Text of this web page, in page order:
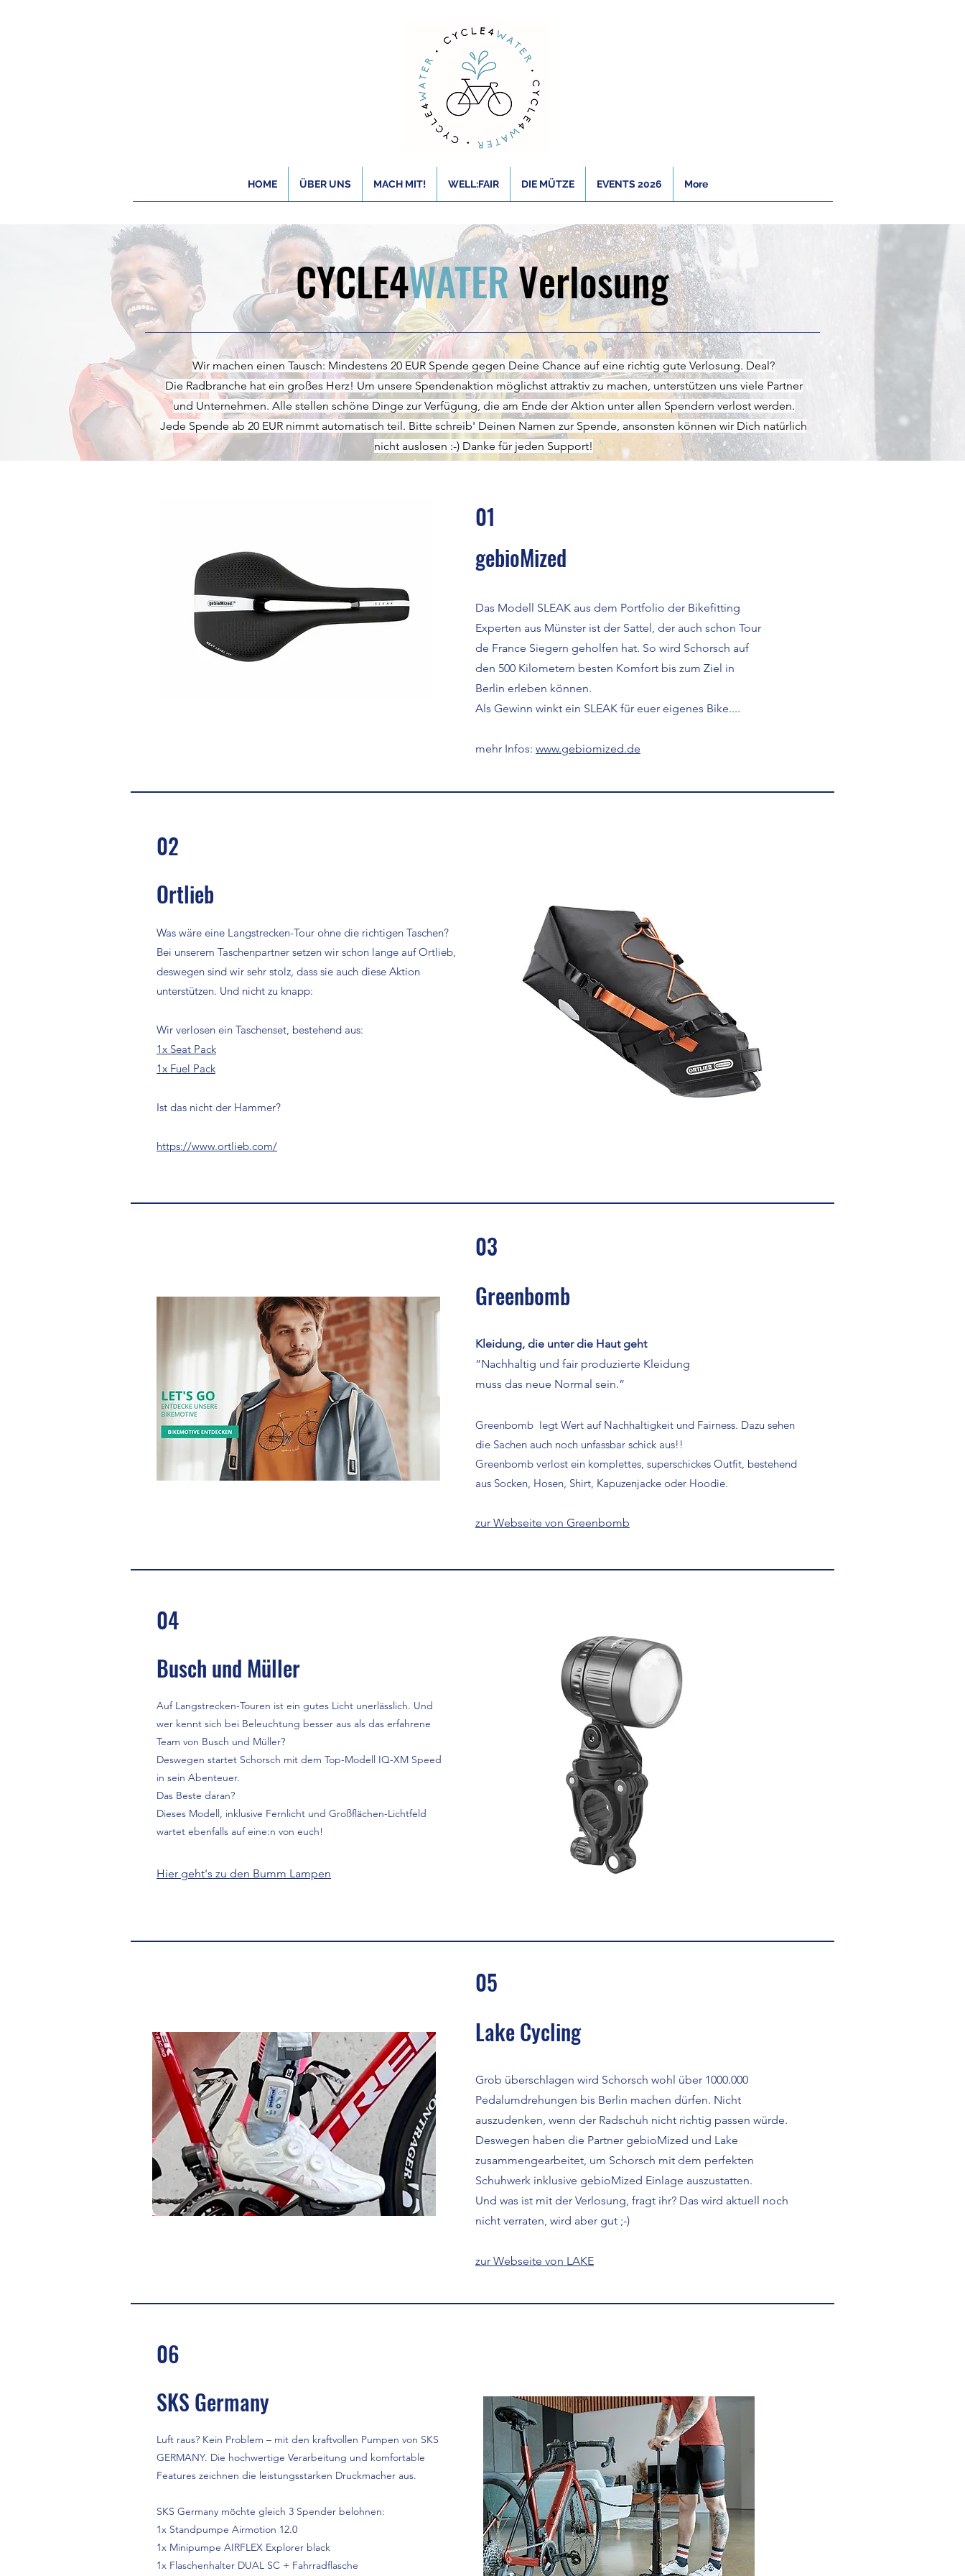
HOME ÜBER UNS MACH MIT! WELL:FAIR DIE MÜTZE EVENTS 2026 More
CYCLE4WATERVerlosung
Wir machen einen Tausch: Mindestens 20 EUR Spende gegen Deine Chance auf eine richtig gute Verlosung. Deal?
Die Radbranche hat ein großes Herz! Um unsere Spendenaktion möglichst attraktiv zu machen, unterstützen uns viele Partner
und Unternehmen. Alle stellen schöne Dinge zur Verfügung, die am Ende der Aktion unter allen Spendern verlost werden.
Jede Spende ab 20 EUR nimmt automatisch teil. Bitte schreib' Deinen Namen zur Spende, ansonsten können wir Dich natürlich
nicht auslosen :-) Danke für jeden Support!
01
gebioMized
Das Modell SLEAK aus dem Portfolio der Bikefitting
Experten aus Münster ist der Sattel, der auch schon Tour
de France Siegern geholfen hat. So wird Schorsch auf
den 500 Kilometern besten Komfort bis zum Ziel in
Berlin erleben können.
Als Gewinn winkt ein SLEAK für euer eigenes Bike....
mehr Infos: www.gebiomized.de
02
Ortlieb
Was wäre eine Langstrecken-Tour ohne die richtigen Taschen?
Bei unserem Taschenpartner setzen wir schon lange auf Ortlieb,
deswegen sind wir sehr stolz, dass sie auch diese Aktion
unterstützen. Und nicht zu knapp:
Wir verlosen ein Taschenset, bestehend aus:
1x Seat Pack
1x Fuel Pack
Ist das nicht der Hammer?
https://www.ortlieb.com/
03
Greenbomb
Kleidung, die unter die Haut geht
”Nachhaltig und fair produzierte Kleidung
muss das neue Normal sein.”
Greenbomb legt Wert auf Nachhaltigkeit und Fairness. Dazu sehen
die Sachen auch noch unfassbar schick aus!!
Greenbomb verlost ein komplettes, superschickes Outfit, bestehend
aus Socken, Hosen, Shirt, Kapuzenjacke oder Hoodie.
zur Webseite von Greenbomb
04
Busch und Müller
Auf Langstrecken-Touren ist ein gutes Licht unerlässlich. Und
wer kennt sich bei Beleuchtung besser aus als das erfahrene
Team von Busch und Müller?
Deswegen startet Schorsch mit dem Top-Modell IQ-XM Speed
in sein Abenteuer.
Das Beste daran?
Dieses Modell, inklusive Fernlicht und Großflächen-Lichtfeld
wartet ebenfalls auf eine:n von euch!
Hier geht's zu den Bumm Lampen
05
Lake Cycling
Grob überschlagen wird Schorsch wohl über 1000.000
Pedalumdrehungen bis Berlin machen dürfen. Nicht
auszudenken, wenn der Radschuh nicht richtig passen würde.
Deswegen haben die Partner gebioMized und Lake
zusammengearbeitet, um Schorsch mit dem perfekten
Schuhwerk inklusive gebioMized Einlage auszustatten.
Und was ist mit der Verlosung, fragt ihr? Das wird aktuell noch
nicht verraten, wird aber gut ;-)
zur Webseite von LAKE
06
SKS Germany
Luft raus? Kein Problem – mit den kraftvollen Pumpen von SKS
GERMANY. Die hochwertige Verarbeitung und komfortable
Features zeichnen die leistungsstarken Druckmacher aus.
SKS Germany möchte gleich 3 Spender belohnen:
1x Standpumpe Airmotion 12.0
1x Minipumpe AIRFLEX Explorer black
1x Flaschenhalter DUAL SC + Fahrradflasche